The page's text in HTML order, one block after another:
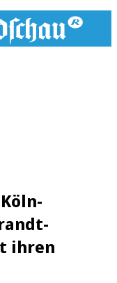
ihren